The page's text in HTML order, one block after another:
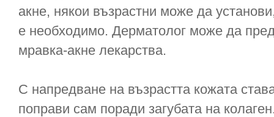
акне, някои възрастни може да
е необходимо. Дерматолог може да
мравка-акне лекарства.
С напредване на възрастта кожата
поправи сам поради загубата на